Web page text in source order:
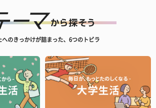
へのきっかけが詰まった、6つのトビラ